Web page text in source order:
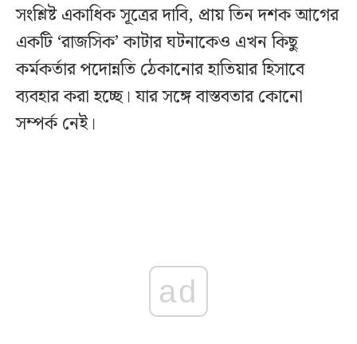
সংশ্লিষ্ট একাধিক সূত্রের দাবি, প্রায় তিন দশক আগের
একটি ‘রাজসিক’ কাটার ঘটনাকেও এখন কিছু
কর্মকর্তার পদোন্নতি ঠেকানোর হাতিয়ার হিসাবে
ব্যবহার করা হচ্ছে। যার সঙ্গে বাস্তবতার কোনো
সম্পর্ক নেই।
ad